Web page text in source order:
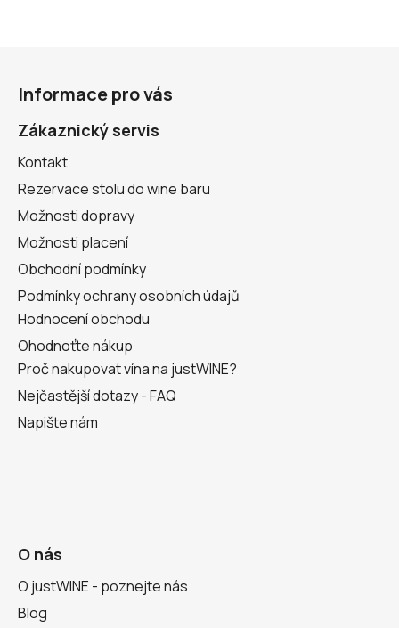
Informace pro vás
Zákaznický servis
Kontakt
Rezervace stolu do wine baru
Možnosti dopravy
Možnosti placení
Obchodní podmínky
Podmínky ochrany osobních údajů
Hodnocení obchodu
Ohodnoťte nákup
Proč nakupovat vína na justWINE?
Nejčastější dotazy - FAQ
Napište nám
O nás
O justWINE - poznejte nás
Blog